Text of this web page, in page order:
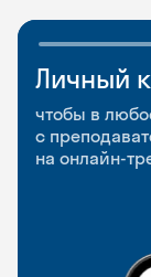
Личный
чтобы в
с
на онлайн-
чтобы
и когда
и Talks
Групповые
и